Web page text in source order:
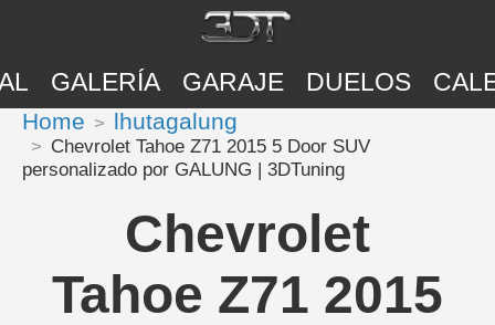
GALERÍA GARAJE DUELOS
Home lhutagalung
Chevrolet Tahoe Z71 2015 5 Door SUV
personalizado por GALUNG | 3DTuning
Chevrolet
Tahoe Z71 2015